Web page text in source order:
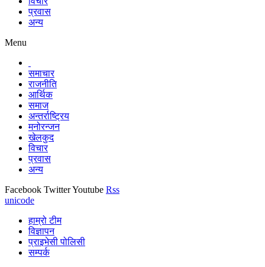
प्रवास
अन्य
Menu
समाचार
राजनीति
आर्थिक
समाज
अन्तर्राष्ट्रिय
मनोरन्जन
खेलकुद
विचार
प्रवास
अन्य
Facebook TwitterYoutube Rss
unicode
हाम्रो टीम
विज्ञापन
प्राइभेसी पोलिसी
सम्पर्क